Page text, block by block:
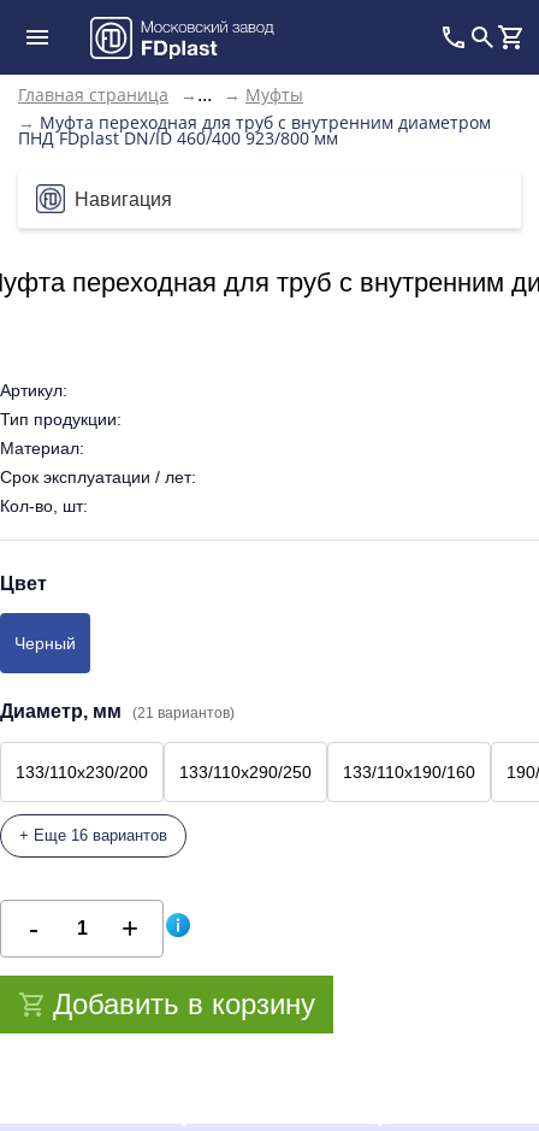
Главная страница → ... → Муфты
→ Муфта переходная для труб с внутренним диаметром
ПНД FDplast DN/ID 460/400 923/800 мм
Навигация
переходная для труб с внутренним
Артикул:
Тип продукции:
Материал:
Срок эксплуатации / лет:
Кол-во, шт:
Цвет
Черный
Диаметр, мм (21 вариантов)
133/110х230/200 133/110х290/250 133/110х190/160
+ Еще 16 вариантов
Добавить в корзину